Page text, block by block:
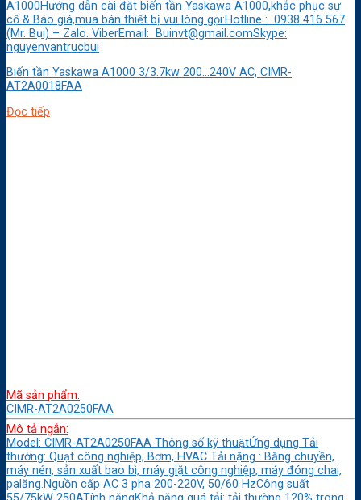
A1000Hướng dẫn cài đặt biến tần Yaskawa A1000,khắc phục sự
cố & Báo giá,mua bán thiết bị vui lòng gọi:Hotline : 0938 416 567
(Mr. Bụi) – Zalo. ViberEmail: Buinvt@gmail.comSkype:
nguyenvantrucbui
Biến tần Yaskawa A1000 3/3.7kw 200…240V AC, CIMR-
AT2A0018FAA
Đọc tiếp
Mã sản phẩm:
CIMR-AT2A0250FAA
Mô tả ngắn:
Model: CIMR-AT2A0250FAA Thông số kỹ thuậtỨng dụng Tải
thường: Quạt công nghiệp, Bơm, HVAC Tải nặng : Băng chuyền,
máy nén, sản xuất bao bì, máy giặt công nghiệp, máy đóng chai,
palăng.Nguồn cấp AC 3 pha 200-220V, 50/60 HzCông suất